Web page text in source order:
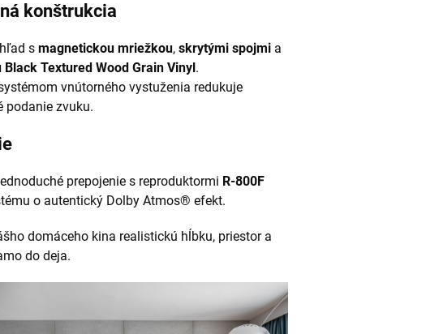
konštrukcia
s magnetickou mriežkou, skrytými spojmi a
Textured Wood Grain Vinyl .
vnútorného vystuženia redukuje
podanie zvuku.
prepojenie s reproduktormi R-800F
o autentický Dolby Atmos® efekt.
domáceho kina realistickú hĺbku, priestor a
do deja.